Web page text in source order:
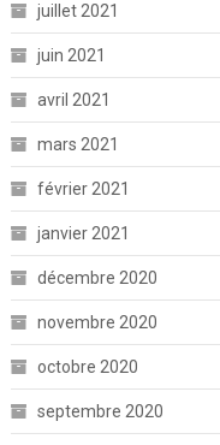
juillet 2021
juin 2021
avril 2021
mars 2021
février 2021
janvier 2021
décembre 2020
novembre 2020
octobre 2020
septembre 2020